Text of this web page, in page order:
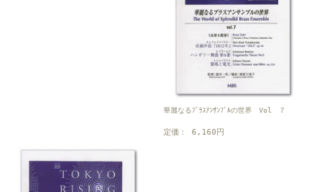
華麗なるﾌﾞﾗｽｱﾝｻﾝﾌﾞﾙの世界 Vol ７
定価： 6,160円